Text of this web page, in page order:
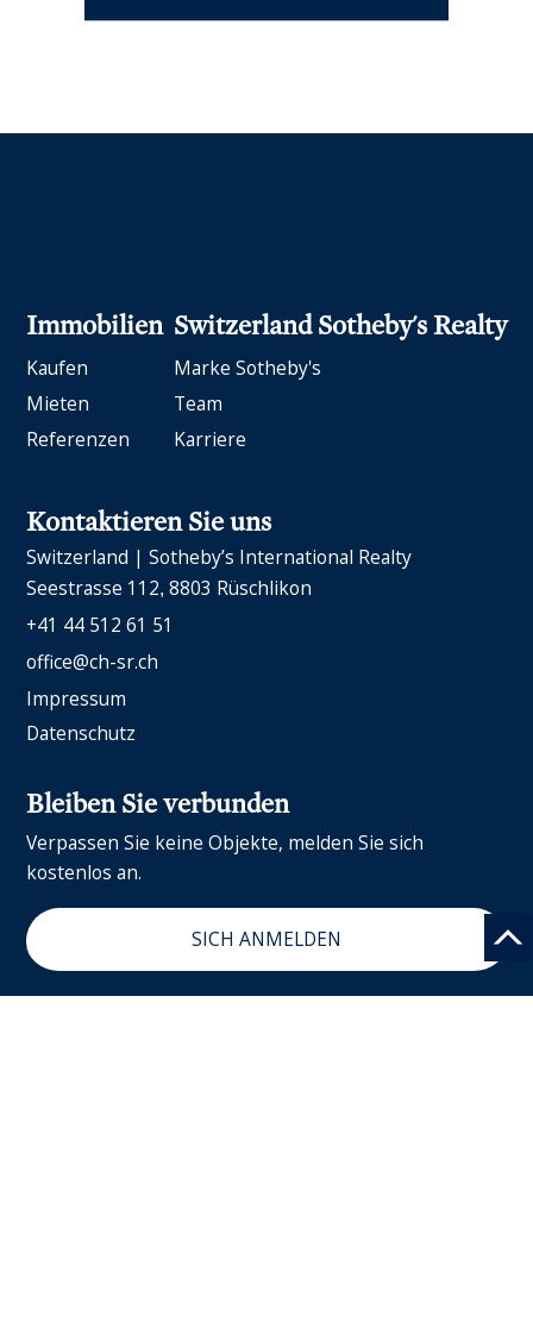
Immobilien
Kaufen
Mieten
Referenzen
Switzerland Sotheby's Realty
Marke Sotheby's
Team
Karriere
Kontaktieren Sie uns
Switzerland | Sotheby’s International Realty
Seestrasse 112 8803 Rüschlikon
+41 44 512 61 51
office@ch-sr.ch
Impressum
Datenschutz
Bleiben Sie verbunden
Verpassen Sie keine Objekte, melden Sie sich
kostenlos an.
SICH ANMELDEN